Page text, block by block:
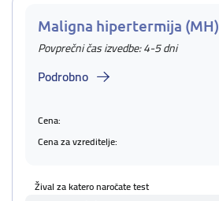
Maligna hipertermija (MH)
Povprečni čas izvedbe: 4-5 dni
Podrobno
Cena:
Cena za vzreditelje:
Žival za katero naročate test